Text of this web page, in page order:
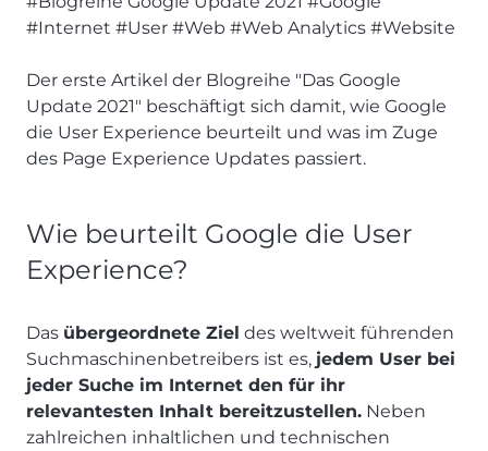
#Internet #User #Web #Web Analytics #Website
Der erste Artikel der Blogreihe "Das Google
Update 2021" beschäftigt sich damit, wie Google
die User Experience beurteilt und was im Zuge
des Page Experience Updates passiert.
Wie beurteilt Google die User
Experience?
Das übergeordnete Ziel des weltweit führenden
Suchmaschinenbetreibers ist es, jedem User bei
jeder Suche im Internet den für ihr
relevantesten Inhalt bereitzustellen. Neben
zahlreichen inhaltlichen und technischen